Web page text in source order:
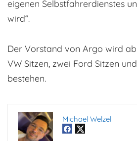
eigenen Selbstfahrerdienstes
wird“.
Der Vorstand von Argo wird
VW Sitzen, zwei Ford Sitzen
bestehen.
Michael Welzel